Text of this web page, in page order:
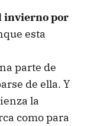
invierno por
esta
parte de
de ella. Y
la
como para